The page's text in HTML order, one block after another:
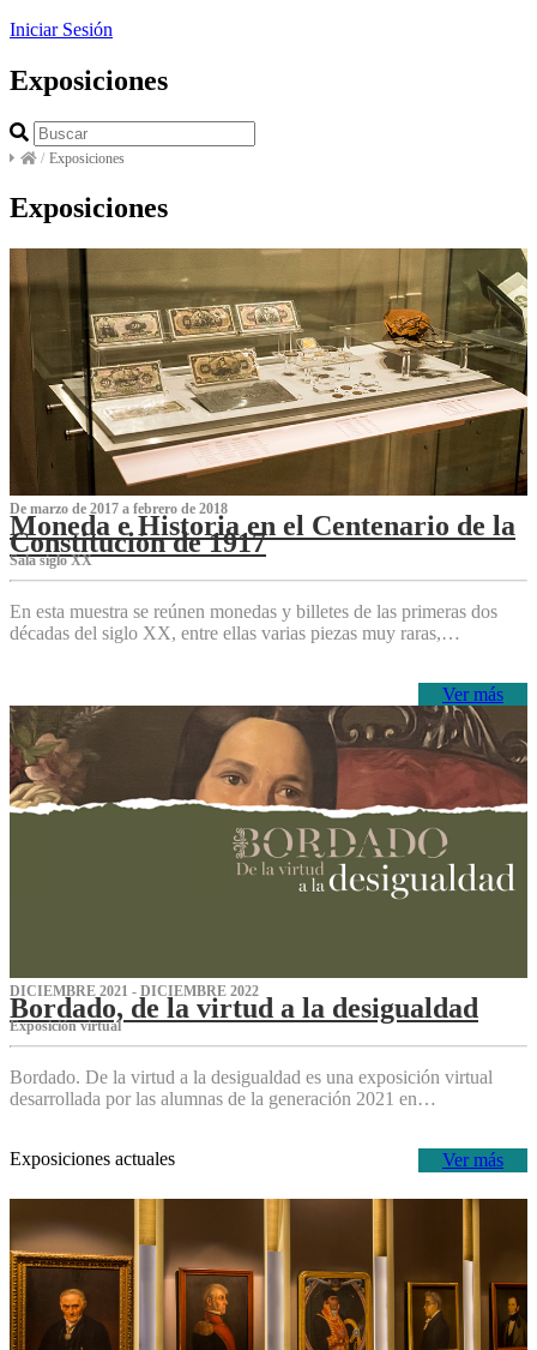
Iniciar Sesión
Exposiciones
/ Exposiciones
Exposiciones
De marzo de 2017 a febrero de 2018
Moneda e Historia en el Centenario de la
Constitución de 1917
Sala siglo XX
En esta muestra se reúnen monedas y billetes de las primeras dos
décadas del siglo XX, entre ellas varias piezas muy raras,…
Ver más
DICIEMBRE 2021 - DICIEMBRE 2022
Bordado, de la virtud a la desigualdad
Exposición virtual‌
Bordado. De la virtud a la desigualdad es una exposición virtual
desarrollada por las alumnas de la generación 2021 en…
Ver más
Exposiciones actuales